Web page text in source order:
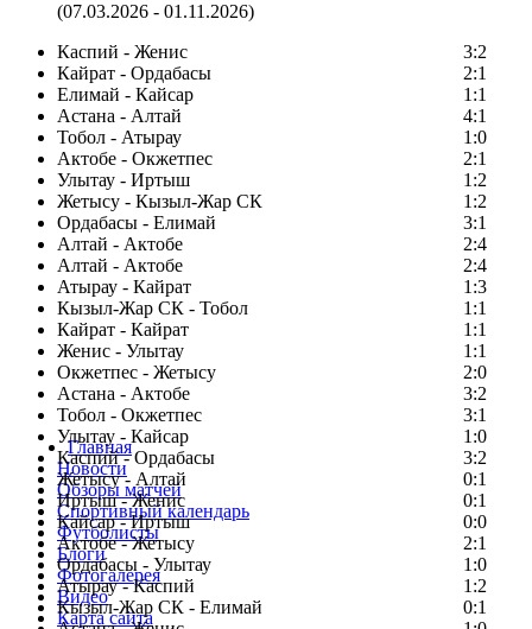
(07.03.2026 - 01.11.2026)
Каспий - Женис
3:2
Кайрат - Ордабасы
2:1
Елимай - Кайсар
1:1
Астана - Алтай
4:1
Тобол - Атырау
1:0
Актобе - Окжетпес
2:1
Улытау - Иртыш
1:2
Жетысу - Кызыл-Жар СК
1:2
Ордабасы - Елимай
3:1
Алтай - Актобе
2:4
Алтай - Актобе
2:4
Атырау - Кайрат
1:3
Кызыл-Жар СК - Тобол
1:1
Кайрат - Кайрат
1:1
Женис - Улытау
1:1
Окжетпес - Жетысу
2:0
Астана - Актобе
3:2
Тобол - Окжетпес
3:1
Улытау - Кайсар
1:0
Каспий - Ордабасы
3:2
Жетысу - Алтай
0:1
Иртыш - Женис
0:1
Кайсар - Иртыш
0:0
Актобе - Жетысу
2:1
Ордабасы - Улытау
1:0
Атырау - Каспий
1:2
Кызыл-Жар СК - Елимай
0:1
Главная
Новости
Обзоры матчей
Спортивный календарь
Футболисты
Блоги
Фотогалерея
Видео
Карта сайта